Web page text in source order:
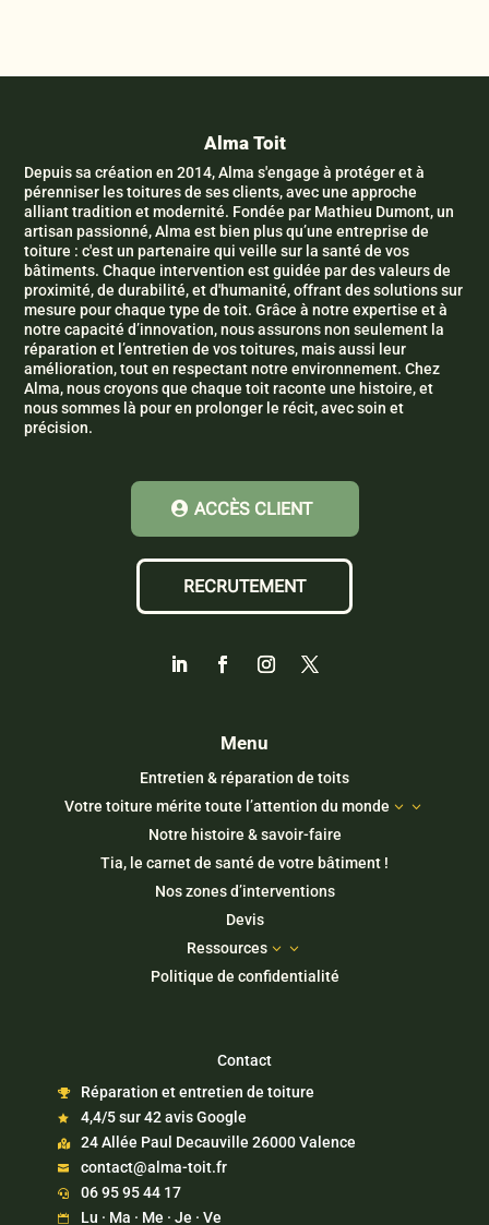
Alma Toit
Depuis sa création en 2014, Alma s'engage à protéger et à
pérenniser les toitures de ses clients, avec une approche
alliant tradition et modernité. Fondée par Mathieu Dumont, un
artisan passionné, Alma est bien plus qu’une entreprise de
toiture : c'est un partenaire qui veille sur la santé de vos
bâtiments. Chaque intervention est guidée par des valeurs de
proximité, de durabilité, et d'humanité, offrant des solutions sur
mesure pour chaque type de toit. Grâce à notre expertise et à
notre capacité d’innovation, nous assurons non seulement la
réparation et l’entretien de vos toitures, mais aussi leur
amélioration, tout en respectant notre environnement. Chez
Alma, nous croyons que chaque toit raconte une histoire, et
nous sommes là pour en prolonger le récit, avec soin et
précision.
ACCÈS CLIENT
RECRUTEMENT
Menu
Entretien & réparation de toits
Votre toiture mérite toute l’attention du monde
3
Notre histoire & savoir-faire
Tia, le carnet de santé de votre bâtiment !
Nos zones d’interventions
Devis
Ressources
3
Politique de confidentialité
Contact
 Réparation et entretien de toiture
 4,4/5 sur 42 avis Google
 24 Allée Paul Decauville 26000 Valence
 contact@alma-toit.fr
 06 95 95 44 17
 Lu · Ma · Me · Je · Ve